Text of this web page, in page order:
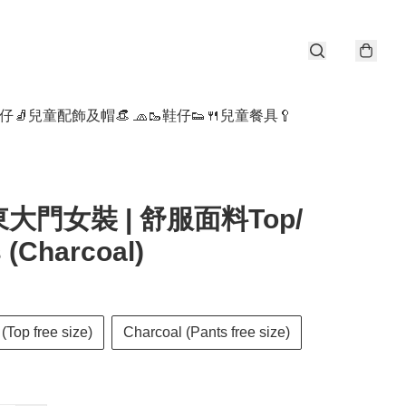
🧦 兒童配飾及帽👒 🧢🥾鞋仔👟 🍴兒童餐具🥄
門女裝 | 舒服面料Top/
(Charcoal)
free size) Charcoal (Pants free size)